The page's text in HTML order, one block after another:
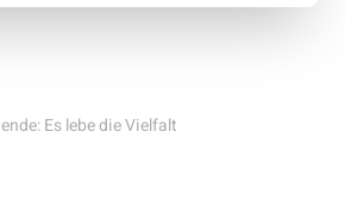
Es lebe die Vielfalt